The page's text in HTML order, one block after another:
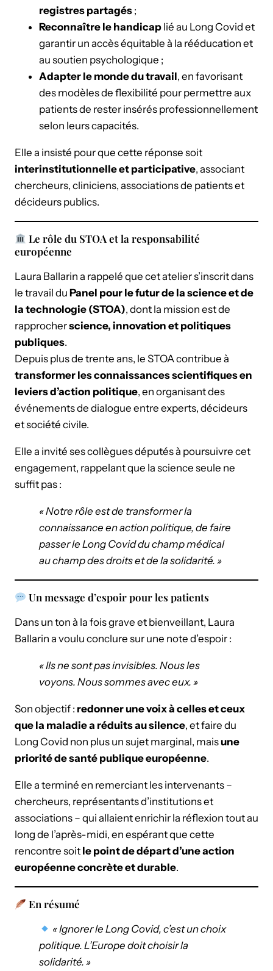
registres partagés ;
Reconnaître le handicap lié au Long Covid et
garantir un accès équitable à la rééducation et
au soutien psychologique ;
Adapter le monde du travail, en favorisant
des modèles de flexibilité pour permettre aux
patients de rester insérés professionnellement
selon leurs capacités.
Elle a insisté pour que cette réponse soit
interinstitutionnelle et participative, associant
chercheurs, cliniciens, associations de patients et
décideurs publics.
Le rôle du STOA et la responsabilité
européenne
Laura Ballarin a rappelé que cet atelier s’inscrit dans
le travail du Panel pour le futur de la science et de
la technologie (STOA), dont la mission est de
rapprocherscience, innovation et politiques
publiques.
Depuis plus de trente ans, le STOA contribue à
transformer les connaissances scientifiques en
leviers d’action politique, en organisant des
événements de dialogue entre experts, décideurs
et société civile.
Elle a invité ses collègues députés à poursuivre cet
engagement, rappelant que la science seule ne
suffit pas :
« Notre rôle est de transformer la
connaissance en action politique, de faire
passer le Long Covid du champ médical
au champ des droits et de la solidarité. »
Un message d’espoir pour les patients
Dans un ton à la fois grave et bienveillant, Laura
Ballarin a voulu conclure sur une note d’espoir :
« Ils ne sont pas invisibles. Nous les
voyons. Nous sommes avec eux. »
Son objectif : redonner une voix à celles et ceux
que la maladie a réduits au silence, et faire du
Long Covid non plus un sujet marginal, mais une
priorité de santé publique européenne.
Elle a terminé en remerciant les intervenants –
chercheurs, représentants d’institutions et
associations – qui allaient enrichir la réflexion tout au
long de l’après-midi, en espérant que cette
rencontre soit le point de départ d’une action
européenne concrète et durable.
En résumé
« Ignorer le Long Covid, c’est un choix
politique. L’Europe doit choisir la
solidarité. »